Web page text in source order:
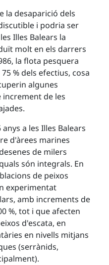
la desaparició dels
i podria ser
Illes Balears la
molt en els darrers
la flota pesquera
% dels efectius, cosa
algunes
increment de les
a les Illes Balears
d'àrees marines
de milers
són integrals. En
de peixos
experimentat
amb increments de
%, tot i que afecten
d'escata, en
en nivells mitjans
(serrànids,